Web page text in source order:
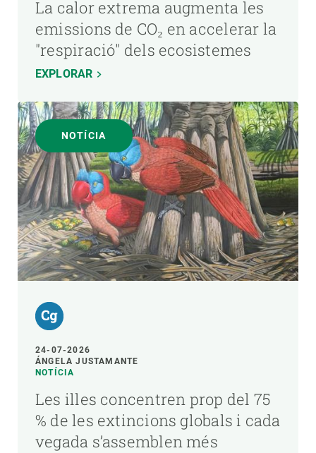
La calor extrema augmenta les
emissions de CO₂ en accelerar la
"respiració" dels ecosistemes
EXPLORAR
NOTÍCIA
24-07-2026
ÁNGELA JUSTAMANTE
NOTÍCIA
Les illes concentren prop del 75
% de les extincions globals i cada
vegada s’assemblen més